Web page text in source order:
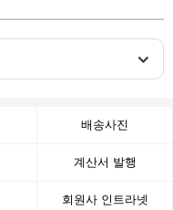
배송사진
계산서 발행
회원사 인트라넷